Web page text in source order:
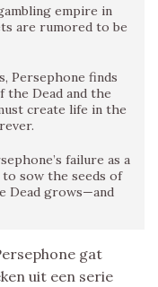
empire in
are rumored to be
Persephone finds
Dead and the
create life in the
failure as a
sow the seeds of
Dead grows—and
gat
uit een serie